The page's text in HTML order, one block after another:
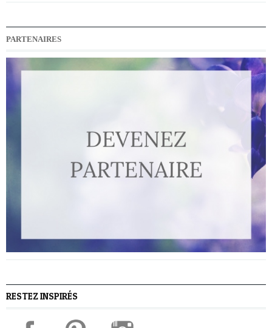
PARTENAIRES
RESTEZ INSPIRÉS